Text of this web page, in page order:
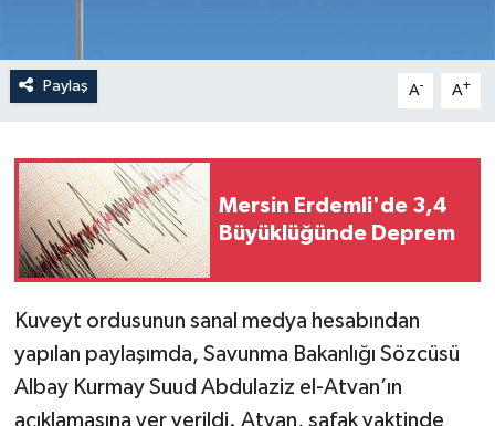
Paylaş A- A+
Mersin Erdemli'de 3,4
Büyüklüğünde Deprem
Kuveyt ordusunun sanal medya hesabından
yapılan paylaşımda, Savunma Bakanlığı Sözcüsü
Albay Kurmay Suud Abdulaziz el-Atvan’ın
açıklamasına yer verildi. Atvan, şafak vaktinde